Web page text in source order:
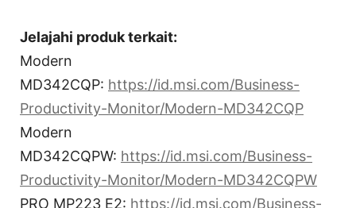
Jelajahi produk terkait:
Modern
MD342CQP: https://id.msi.com/Business-
Productivity-Monitor/Modern-MD342CQP
Modern
MD342CQPW: https://id.msi.com/Business-
Productivity-Monitor/Modern-MD342CQPW
PRO MP223 E2: https://id.msi.com/Business-